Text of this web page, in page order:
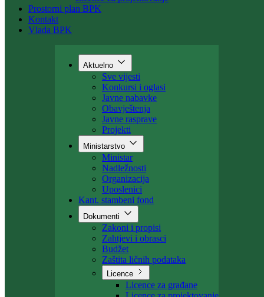
Licence
Vlada BPK
Aktuelno
Sve vijesti
Konkursi i oglasi
Javne nabavke
Obavještenja
Javne rasprave
Projekti
Ministarstvo
Ministar
Nadležnosti
Organizacija
Uposlenici
Kant. stambeni fond
Dokumenti
Zakoni i propisi
Zahtjevi i obrasci
Budžet
Zaštita ličnih podataka